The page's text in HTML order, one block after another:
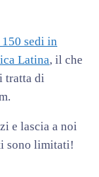
sedi in
Latina, il che
tratta di
e lascia a noi
sono limitati!